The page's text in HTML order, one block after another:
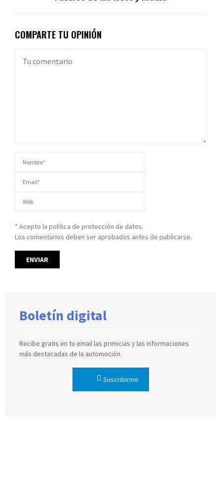
COMPARTE TU OPINIÓN
* Acepto la política de protección de datos.
Los comentarios deben ser aprobados antes de publicarse.
Boletín digital
Recibe gratis en tu email las primicias y las informaciones
más destacadas de la automoción.
Suscribirme